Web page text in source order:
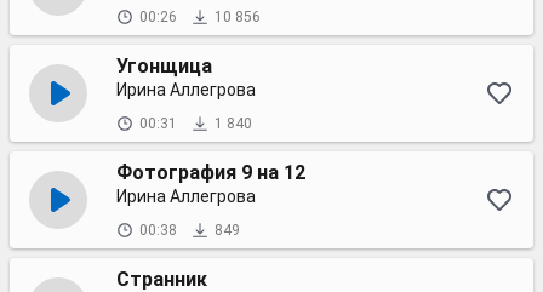
00:26 10 856
Угонщица
Ирина Аллегрова
00:31 1 840
Фотография 9 на 12
Ирина Аллегрова
00:38 849
Странник